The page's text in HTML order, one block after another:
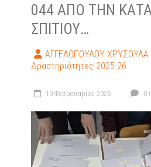
044 ΑΠΌ ΤΗΝ
ΣΠΙΤΙΟΎ…
ΑΓΓΕΛΟΠΟΥΛΟΥ ΧΡΥΣΟΥΛΑ
Δραστηριότητες 2025-26
10 Φεβρουαρίου 2026 0